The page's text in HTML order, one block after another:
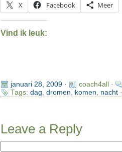
X Facebook Meer
Vind ik leuk:
januari 28, 2009·
coach4all ·
Tags: dag dromen komen nacht
Leave a Reply